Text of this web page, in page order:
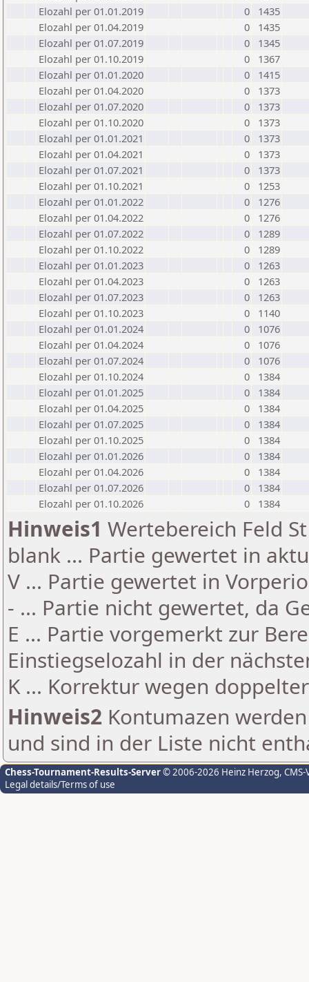
Elozahl per 01.01.2019
0
1435
Elozahl per 01.04.2019
0
1435
Elozahl per 01.07.2019
0
1345
Elozahl per 01.10.2019
0
1367
Elozahl per 01.01.2020
0
1415
Elozahl per 01.04.2020
0
1373
Elozahl per 01.07.2020
0
1373
Elozahl per 01.10.2020
0
1373
Elozahl per 01.01.2021
0
1373
Elozahl per 01.04.2021
0
1373
Elozahl per 01.07.2021
0
1373
Elozahl per 01.10.2021
0
1253
Elozahl per 01.01.2022
0
1276
Elozahl per 01.04.2022
0
1276
Elozahl per 01.07.2022
0
1289
Elozahl per 01.10.2022
0
1289
Elozahl per 01.01.2023
0
1263
Elozahl per 01.04.2023
0
1263
Elozahl per 01.07.2023
0
1263
Elozahl per 01.10.2023
0
1140
Elozahl per 01.01.2024
0
1076
Elozahl per 01.04.2024
0
1076
Elozahl per 01.07.2024
0
1076
Elozahl per 01.10.2024
0
1384
Elozahl per 01.01.2025
0
1384
Elozahl per 01.04.2025
0
1384
Elozahl per 01.07.2025
0
1384
Elozahl per 01.10.2025
0
1384
Elozahl per 01.01.2026
0
1384
Elozahl per 01.04.2026
0
1384
Elozahl per 01.07.2026
0
1384
Elozahl per 01.10.2026
0 1384
Hinweis1 Wertebereich Feld
blank ... Partie gewertet in
V ... Partie gewertet in
- ... Partie nicht gewertet, da
E ... Partie vorgemerkt zur
Einstiegselozahl in der
K ... Korrektur wegen
Hinweis2 Kontumazen
und sind in der Liste nicht
Chess-Tournament-Results-Server© 2006-2026 Heinz Herzog,
Legal details/Terms of use